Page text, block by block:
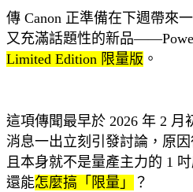
傳 Canon 正準備在下週帶來
又充滿話題性的新品
Limited Edition 限量版 。
這項傳聞最早於 2026 年 2 月
消息一出立刻引發討論，原
且本身就不是量產主力的 1
還能怎麼搞「限量」 ？